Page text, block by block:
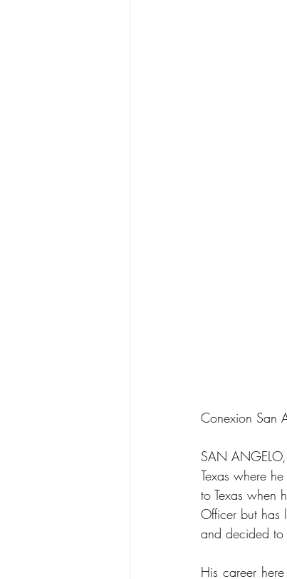
Conexion San
SAN
Texas where
to Texas when
Officer but has
and decided to
His career